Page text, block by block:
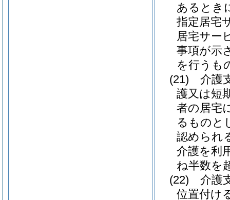
あるとき
指定居宅
居宅サー
事項が示
を行うも
(21)
介護
護又は短
者の居宅
るものと
認められ
介護を利
ね半数を
(22)
介護
位置付け